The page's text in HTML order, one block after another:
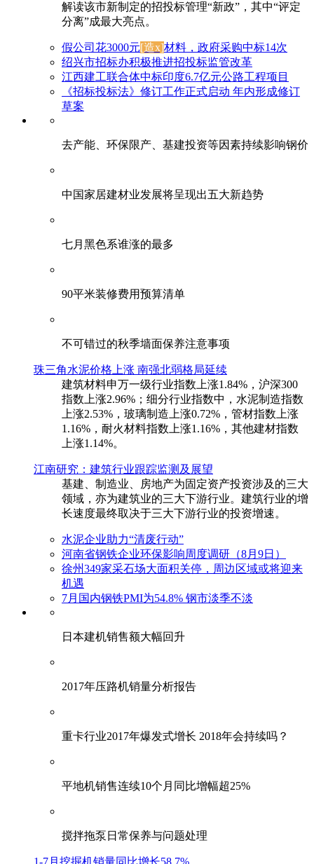
解读该市新制定的招投标管理“新政”，其中“评定
分离”成最大亮点。
假公司花3000元[造x]材料，政府采购中标14次
绍兴市招标办积极推进招投标监管改革
江西建工联合体中标印度6.7亿元公路工程项目
《招标投标法》修订工作正式启动 年内形成修订
草案
去产能、环保限产、基建投资等因素持续影响钢价
中国家居建材业发展将呈现出五大新趋势
七月黑色系谁涨的最多
90平米装修费用预算清单
不可错过的秋季墙面保养注意事项
珠三角水泥价格上涨 南强北弱格局延续
建筑材料申万一级行业指数上涨1.84%，沪深300
指数上涨2.96%；细分行业指数中，水泥制造指数
上涨2.53%，玻璃制造上涨0.72%，管材指数上涨
1.16%，耐火材料指数上涨1.16%，其他建材指数
上涨1.14%。
江南研究：建筑行业跟踪监测及展望
基建、制造业、房地产为固定资产投资涉及的三大
领域，亦为建筑业的三大下游行业。建筑行业的增
长速度最终取决于三大下游行业的投资增速。
水泥企业助力“清废行动”
河南省钢铁企业环保影响周度调研（8月9日）
徐州349家采石场大面积关停，周边区域或将迎来
机遇
7月国内钢铁PMI为54.8% 钢市淡季不淡
日本建机销售额大幅回升
2017年压路机销量分析报告
重卡行业2017年爆发式增长 2018年会持续吗？
平地机销售连续10个月同比增幅超25%
搅拌拖泵日常保养与问题处理